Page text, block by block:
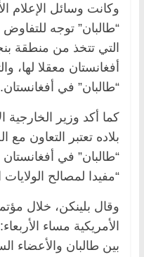
وكانت وسائل الإعلام
“طالبان” توجه للتفاوض
التي تتخذ من منطقة
أفغانستان معقلا لها،
“طالبان” في أفغانستان.
كما أكد وزير الخارجية
بلاده تعتبر التعاون
“طالبان” في
“مفيدا لمصالح الولايات
وقال بلينكن، خلال
الأمريكية مساء
بين طالبان والأعضاء